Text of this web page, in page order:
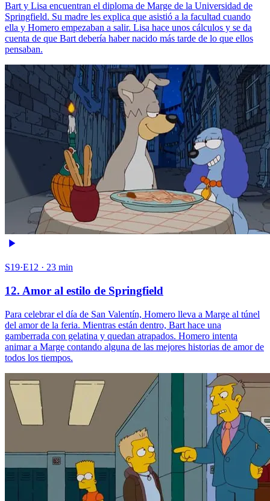
Bart y Lisa encuentran el diploma de Marge de la Universidad de
Springfield. Su madre les explica que asistió a la facultad cuando
ella y Homero empezaban a salir. Lisa hace unos cálculos y se da
cuenta de que Bart debería haber nacido más tarde de lo que ellos
pensaban.
S19·E12 · 23 min
12. Amor al estilo de Springfield
Para celebrar el día de San Valentín, Homero lleva a Marge al túnel
del amor de la feria. Mientras están dentro, Bart hace una
gamberrada con gelatina y quedan atrapados. Homero intenta
animar a Marge contando alguna de las mejores historias de amor de
todos los tiempos.